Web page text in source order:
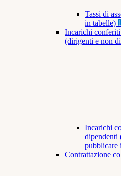
Tassi di
in tabelle)
Incarichi
(dirigenti e non
Incarichi
dipendenti
pubblicare
Contrattazione